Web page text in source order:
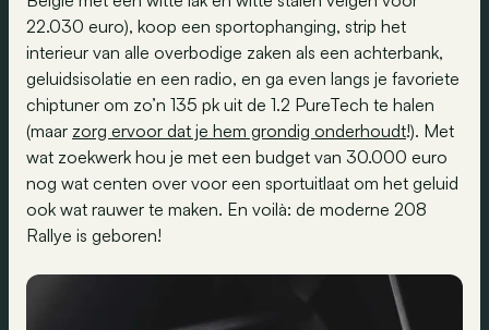
22.030 euro), koop een sportophanging, strip het
interieur van alle overbodige zaken als een achterbank,
geluidsisolatie en een radio, en ga even langs je favoriete
chiptuner om zo’n 135 pk uit de 1.2 PureTech te halen
(maar zorg ervoor dat je hem grondig onderhoudt!). Met
wat zoekwerk hou je met een budget van 30.000 euro
nog wat centen over voor een sportuitlaat om het geluid
ook wat rauwer te maken. En voilà: de moderne 208
Rallye is geboren!